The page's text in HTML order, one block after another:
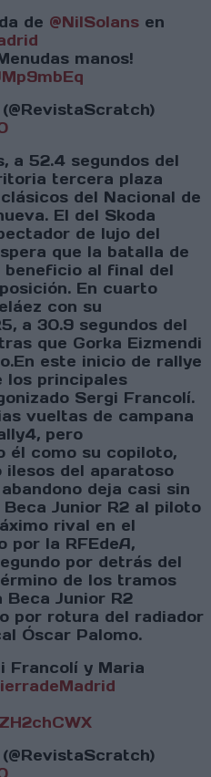
de @NilSolans en
manos!
a 52.4 segundos del
tercera plaza
del Nacional de
El del Skoda
de lujo del
que la batalla de
beneficio al final del
En cuarto
con su
a 30.9 segundos del
que Gorka Eizmendi
este inicio de rallye
los principales
Sergi Francolí.
vueltas de campana
pero
él como su copiloto,
ilesos del aparatoso
deja casi sin
Junior R2 al piloto
rival en el
por la RFEdeA,
por detrás del
de los tramos
Beca Junior R2
por rotura del radiador
Óscar Palomo.
Francolí y Maria